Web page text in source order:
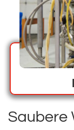
Saubere